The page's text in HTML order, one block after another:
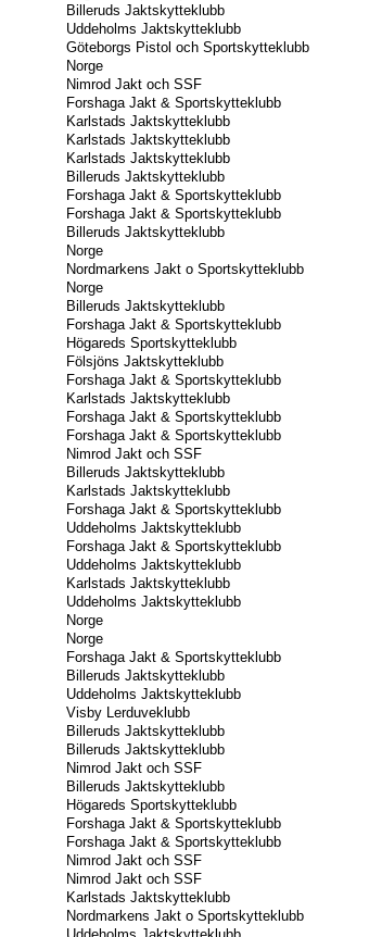
Billeruds Jaktskytteklubb
Uddeholms Jaktskytteklubb
Göteborgs Pistol och Sportskytteklubb
Norge
Nimrod Jakt och SSF
Forshaga Jakt & Sportskytteklubb
Karlstads Jaktskytteklubb
Karlstads Jaktskytteklubb
Karlstads Jaktskytteklubb
Billeruds Jaktskytteklubb
Forshaga Jakt & Sportskytteklubb
Forshaga Jakt & Sportskytteklubb
Billeruds Jaktskytteklubb
Norge
Nordmarkens Jakt o Sportskytteklubb
Norge
Billeruds Jaktskytteklubb
Forshaga Jakt & Sportskytteklubb
Högareds Sportskytteklubb
Fölsjöns Jaktskytteklubb
Forshaga Jakt & Sportskytteklubb
Karlstads Jaktskytteklubb
Forshaga Jakt & Sportskytteklubb
Forshaga Jakt & Sportskytteklubb
Nimrod Jakt och SSF
Billeruds Jaktskytteklubb
Karlstads Jaktskytteklubb
Forshaga Jakt & Sportskytteklubb
Uddeholms Jaktskytteklubb
Forshaga Jakt & Sportskytteklubb
Uddeholms Jaktskytteklubb
Karlstads Jaktskytteklubb
Uddeholms Jaktskytteklubb
Norge
Norge
Forshaga Jakt & Sportskytteklubb
Billeruds Jaktskytteklubb
Uddeholms Jaktskytteklubb
Visby Lerduveklubb
Billeruds Jaktskytteklubb
Billeruds Jaktskytteklubb
Nimrod Jakt och SSF
Billeruds Jaktskytteklubb
Högareds Sportskytteklubb
Forshaga Jakt & Sportskytteklubb
Forshaga Jakt & Sportskytteklubb
Nimrod Jakt och SSF
Nimrod Jakt och SSF
Karlstads Jaktskytteklubb
Nordmarkens Jakt o Sportskytteklubb